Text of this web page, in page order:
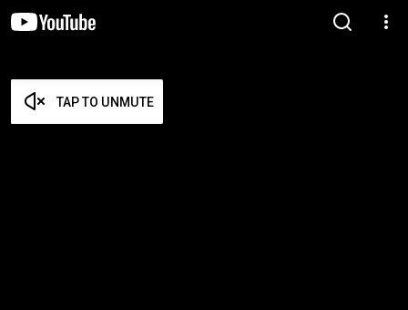
TAP TO UNMUTE